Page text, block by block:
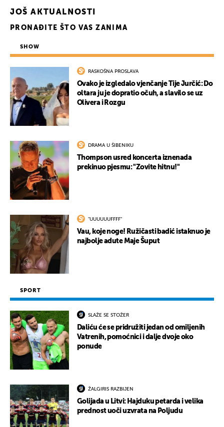
JOŠ AKTUALNOSTI
PRONAĐITE ŠTO VAS ZANIMA
SHOW
RASKOŠNA PROSLAVA
Ovako je izgledalo vjenčanje Tije Jurčić: Do
oltara ju je dopratio očuh, a slavilo se uz
Olivera i Rozgu
DRAMA U ŠIBENIKU
Thompson usred koncerta iznenada
prekinuo pjesmu: "Zovite hitnu!"
"UUUUUUFFFF"
Vau, koje noge! Ružičasti badić istaknuo je
najbolje adute Maje Šuput
SPORT
SLAŽE SE STOŽER
Daliću će se pridružiti jedan od omiljenih
Vatrenih, pomoćnici i dalje dvoje oko
ponude
ŽALGIRIS RAZBIJEN
Golijada u Litvi: Hajduku petarda i velika
prednost uoči uzvrata na Poljudu